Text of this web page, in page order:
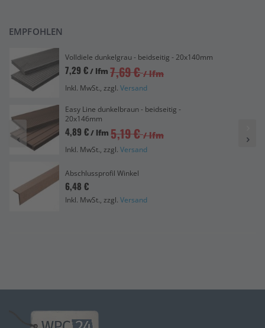
EMPFOHLEN
Volldiele dunkelgrau - beidseitig - 20x140mm
7,29 €/ lfm 7,69 € / lfm
Inkl. MwSt., zzgl. Versand
Easy Line dunkelbraun - beidseitig -
20x146mm
4,89 €/ lfm 5,19 € / lfm
Inkl. MwSt., zzgl. Versand
Abschlussprofil Winkel
6,48 €
Inkl. MwSt., zzgl. Versand